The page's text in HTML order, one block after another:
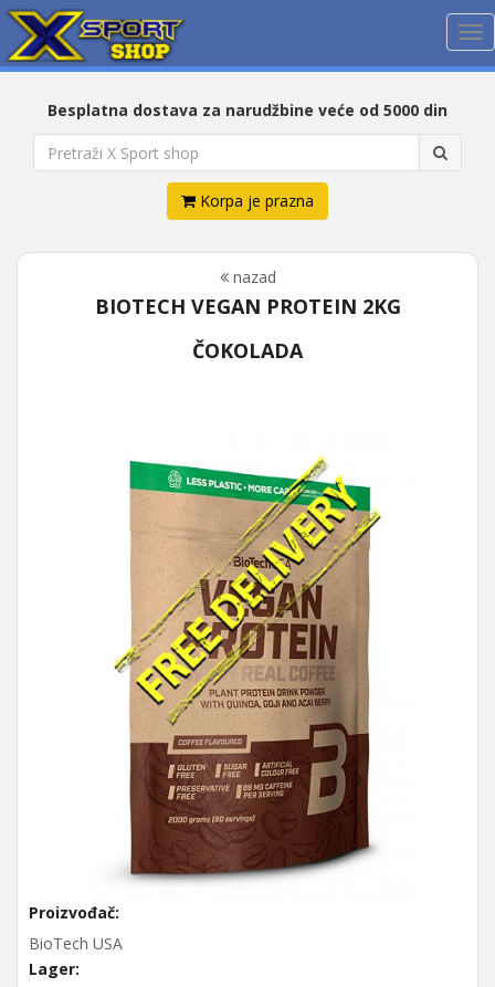
Besplatna dostava za narudžbine veće od 5000 din
Korpa je prazna
nazad
BIOTECH VEGAN PROTEIN 2KG
ČOKOLADA
Proizvođač:
BioTech USA
Lager: